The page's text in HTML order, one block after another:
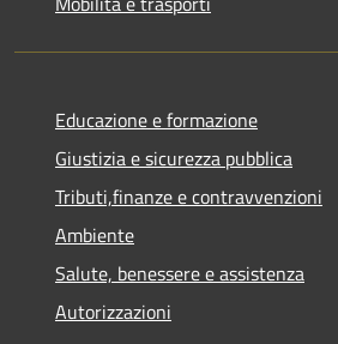
Educazione e formazione
Giustizia e sicurezza pubblica
Tributi,finanze e contravvenzioni
Ambiente
Salute, benessere e assistenza
Autorizzazioni